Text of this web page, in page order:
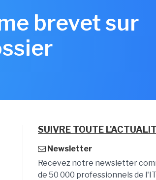
brevet sur
SUIVRE TOUTE
Newsletter
Recevez notre newsletter
de 50 000 professionnels de